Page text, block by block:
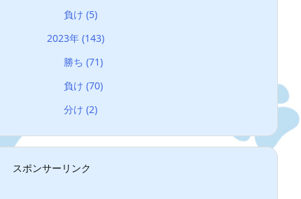
負け(5)
2023年 (143)
勝ち(71)
負け(70)
分け(2)
スポンサーリンク